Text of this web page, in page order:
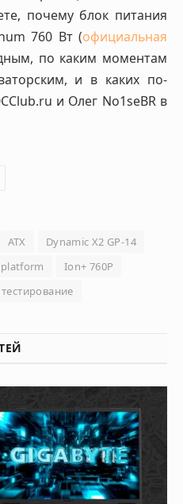
почему блок питания
760 Вт (официальная
по каким моментам
и в каких по-
и Олег No1seBR в
ATX
Dynamic X2 GP-14
Ion+ 760P
тестирование